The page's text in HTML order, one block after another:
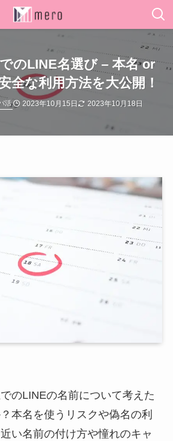
のLINE名選び – 本名 or
全な利用方法を大公開！
活 2023年10月15日 2023年10月18日
のLINEの名前について考えた
本名を使うリスクや偽名の利
い名前の付け方や憧れのキャ